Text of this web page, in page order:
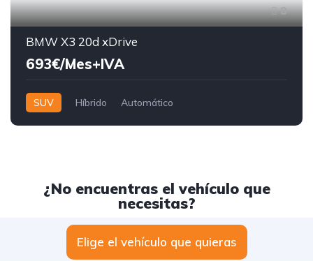
8
BMW X3 20d xDrive
693€/Mes+IVA
SUV Híbrido Automático
¿No encuentras el vehículo que
necesitas?
Elige el vehículo que quieras